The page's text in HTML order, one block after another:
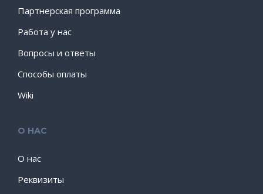
Партнерская программа
Работа у нас
Вопросы и ответы
Способы оплаты
Wiki
О НАС
О нас
Реквизиты